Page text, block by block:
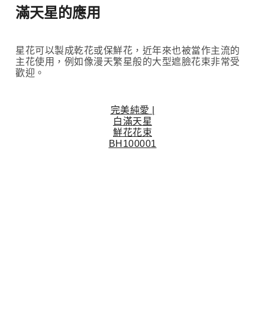
滿天星的應用
星花可以製成乾花或保鮮花，近年來也被當作主流的
主花使用，例如像漫天繁星般的大型遮臉花束非常受
歡迎。
完美純愛 |
白滿天星
鮮花花束
BH100001